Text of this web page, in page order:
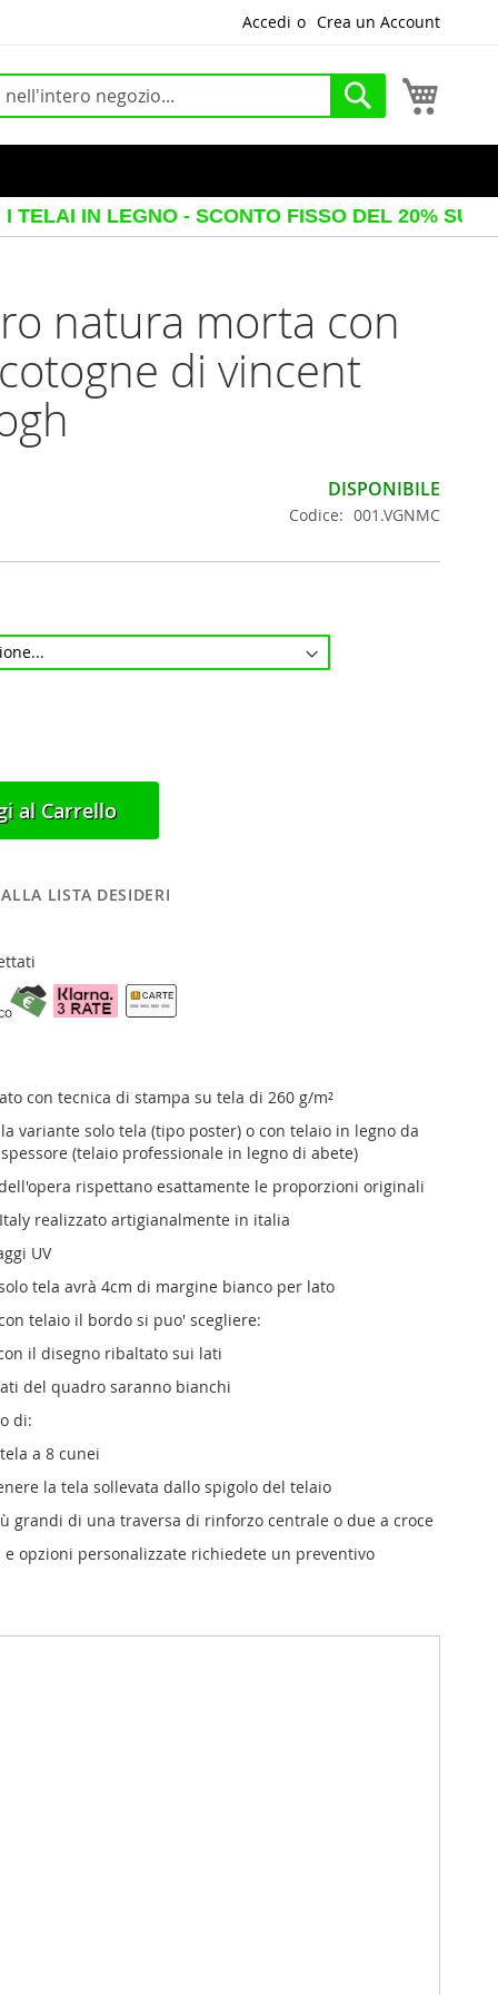
Accedi Crea un Account
Cerca
- SCONTO FISSO DEL 20% SUL PREZZO
natura morta con
di vincent
DISPONIBILE
Codice 001.VGNMC
al Carrello
LISTA DESIDERI
con tecnica di stampa su tela di 260 g/m²
variante solo tela (tipo poster) o con telaio in legno da
(telaio professionale in legno di abete)
rispettano esattamente le proporzioni originali
realizzato artigianalmente in italia
UV
tela avrà 4cm di margine bianco per lato
telaio il bordo si puo' scegliere:
il disegno ribaltato sui lati
del quadro saranno bianchi
di:
a 8 cunei
la tela sollevata dallo spigolo del telaio
grandi di una traversa di rinforzo centrale o due a croce
e opzioni personalizzate richiedete un preventivo